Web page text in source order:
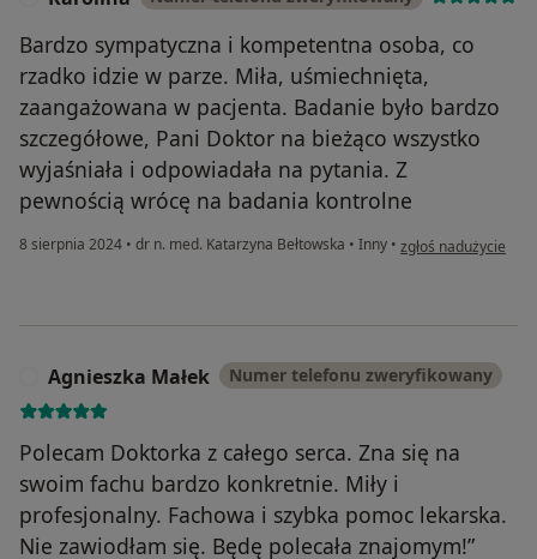
Bardzo sympatyczna i kompetentna osoba, co
rzadko idzie w parze. Miła, uśmiechnięta,
zaangażowana w pacjenta. Badanie było bardzo
szczegółowe, Pani Doktor na bieżąco wszystko
wyjaśniała i odpowiadała na pytania. Z
pewnością wrócę na badania kontrolne
8 sierpnia 2024 • dr n. med. Katarzyna Bełtowska • Inny • w opinii
zgłoś nadużycie
Agnieszka Małek Numer telefonu zweryfikowany
Polecam Doktorka z całego serca. Zna się na
swoim fachu bardzo konkretnie. Miły i
profesjonalny. Fachowa i szybka pomoc lekarska.
Nie zawiodłam się. Będę polecała znajomym!”